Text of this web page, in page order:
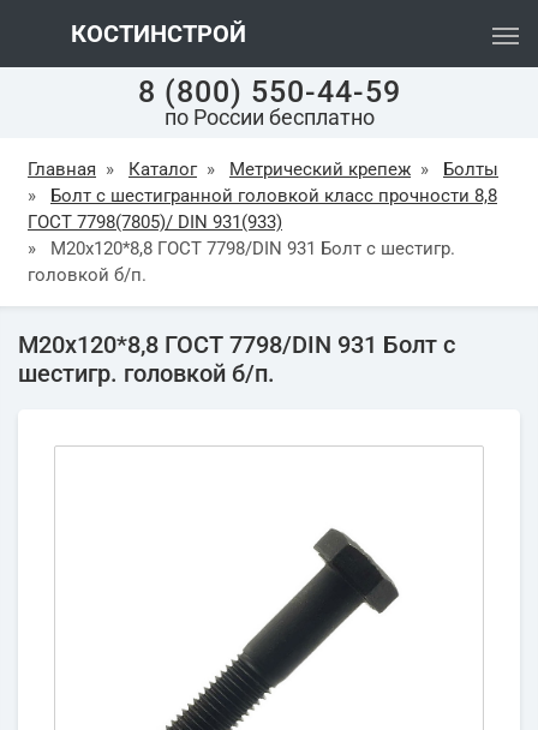
КОСТИНСТРОЙ
8 (800) 550-44-59
по России бесплатно
Главная » Каталог » Метрический крепеж »
Болты
»
Болт с шестигранной головкой класс прочности 8,8
ГОСТ 7798(7805)/ DIN 931(933)
»
М20х120*8,8 ГОСТ 7798/DIN 931 Болт с шестигр.
головкой б/п.
М20х120*8,8 ГОСТ 7798/DIN 931 Болт с
шестигр. головкой б/п.